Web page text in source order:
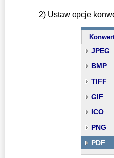
2) Ustaw opcje
JPEG
BMP
TIFF
GIF
ICO
PNG
PDF